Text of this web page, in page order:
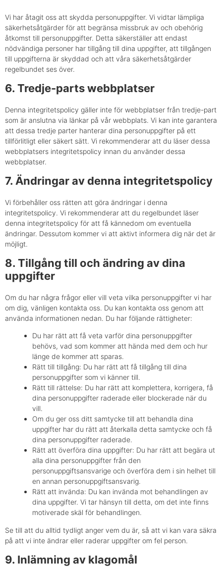
Vi har åtagit oss att skydda personuppgifter. Vi vidtar lämpliga
säkerhetsåtgärder för att begränsa missbruk av och obehörig
åtkomst till personuppgifter. Detta säkerställer att endast
nödvändiga personer har tillgång till dina uppgifter, att tillgången
till uppgifterna är skyddad och att våra säkerhetsåtgärder
regelbundet ses över.
6. Tredje-parts webbplatser
Denna integritetspolicy gäller inte för webbplatser från tredje-part
som är anslutna via länkar på vår webbplats. Vi kan inte garantera
att dessa tredje parter hanterar dina personuppgifter på ett
tillförlitligt eller säkert sätt. Vi rekommenderar att du läser dessa
webbplatsers integritetspolicy innan du använder dessa
webbplatser.
7. Ändringar av denna integritetspolicy
Vi förbehåller oss rätten att göra ändringar i denna
integritetspolicy. Vi rekommenderar att du regelbundet läser
denna integritetspolicy för att få kännedom om eventuella
ändringar. Dessutom kommer vi att aktivt informera dig när det är
möjligt.
8. Tillgång till och ändring av dina
uppgifter
Om du har några frågor eller vill veta vilka personuppgifter vi har
om dig, vänligen kontakta oss. Du kan kontakta oss genom att
använda informationen nedan. Du har följande rättigheter:
Du har rätt att få veta varför dina personuppgifter
behövs, vad som kommer att hända med dem och hur
länge de kommer att sparas.
Rätt till tillgång: Du har rätt att få tillgång till dina
personuppgifter som vi känner till.
Rätt till rättelse: Du har rätt att komplettera, korrigera, få
dina personuppgifter raderade eller blockerade när du
vill.
Om du ger oss ditt samtycke till att behandla dina
uppgifter har du rätt att återkalla detta samtycke och få
dina personuppgifter raderade.
Rätt att överföra dina uppgifter: Du har rätt att begära ut
alla dina personuppgifter från den
personuppgiftsansvarige och överföra dem i sin helhet till
en annan personuppgiftsansvarig.
Rätt att invända: Du kan invända mot behandlingen av
dina uppgifter. Vi tar hänsyn till detta, om det inte finns
motiverade skäl för behandlingen.
Se till att du alltid tydligt anger vem du är, så att vi kan vara säkra
på att vi inte ändrar eller raderar uppgifter om fel person.
9. Inlämning av klagomål